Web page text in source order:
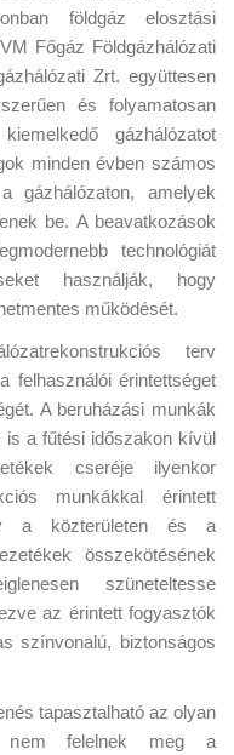
földgáz elosztási
Főgáz Földgázhálózati
Zrt. együttesen
és folyamatosan
gázhálózatot
minden évben számos
gázhálózaton, amelyek
be. A beavatkozások
technológiát
használják, hogy
működését.
terv
felhasználói érintettséget
A beruházási munkák
a fűtési időszakon kívül
cseréje ilyenkor
munkákkal érintett
a közterületen és a
összekötésének
szüneteltesse
az érintett fogyasztók
színvonalú, biztonságos
tapasztalható az olyan
nem felelnek meg a